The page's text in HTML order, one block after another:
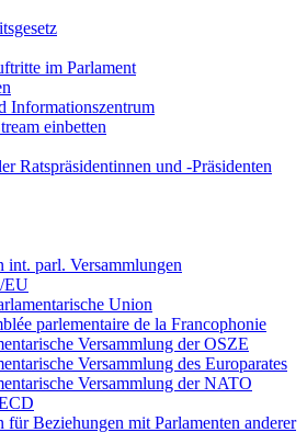
im Parlament
Informationszentrum
einbetten
Ratspräsidentinnen und -Präsidenten
int. parl. Versammlungen
EU
Union
parlementaire de la Francophonie
Versammlung der OSZE
Versammlung des Europarates
Versammlung der NATO
für Beziehungen mit Parlamenten anderer